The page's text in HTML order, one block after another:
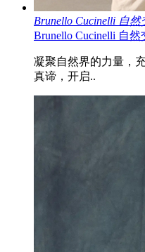
Brunello Cucinelli 自
Brunello Cucinelli 自
凝聚自然界的力量，
真谛，开启..